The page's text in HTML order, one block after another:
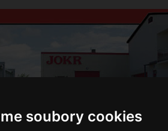
soubory cookies